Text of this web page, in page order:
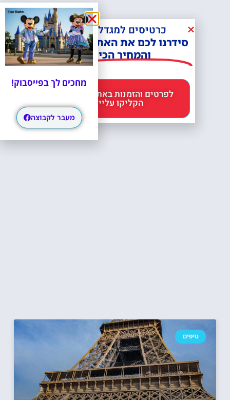
טיפים
כרטיסים למגדל אייפל?
סידרנו לכם את האתר הכי אמין -
והמחיר הכי זול!
הקליקו עליי 😊
מחכים לך בפייסבוק!
מעבר לקבוצה